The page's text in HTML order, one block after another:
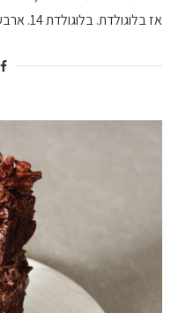
אז בלוגולדת. בלוגולדת 14. ארבע …